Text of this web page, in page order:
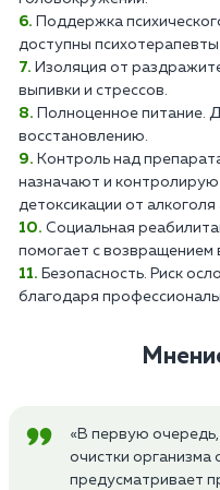
Поддержка
доступны психотерапевты
Изоляция от
выпивки и стрессов.
Полноценное питание.
восстановлению.
Контроль над
назначают и
детоксикации от
Социальная
помогает с возвращением
Безопасность. Риск
благодаря
«В первую
очистки организма
предусматривает